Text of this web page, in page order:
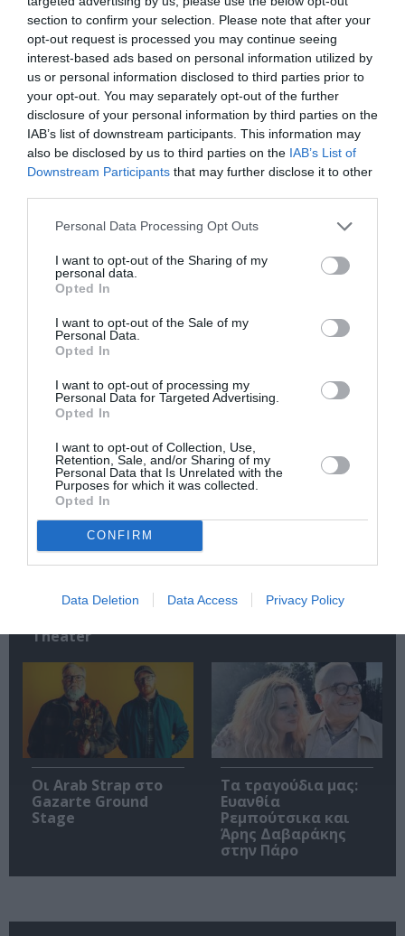
section to confirm your selection. Please note that after your
opt-out request is processed you may continue seeing
interest-based ads based on personal information utilized by
us or personal information disclosed to third parties prior to
your opt-out. You may separately opt-out of the further
disclosure of your personal information by third parties on the
IAB’s list of downstream participants. This information may
also be disclosed by us to third parties on the IAB’s List of
Downstream Participants that may further disclose it to other
Personal Data Processing Opt Outs
I want to opt-out of the Sharing of my
personal data.
Opted In
I want to opt-out of the Sale of my
Personal Data.
Opted In
I want to opt-out of processing my
Personal Data for Targeted Advertising.
Opted In
I want to opt-out of Collection, Use,
Retention, Sale, and/or Sharing of my
Personal Data that Is Unrelated with the
Purposes for which it was collected.
Opted In
CONFIRM
Data Deletion Data Access Privacy Policy
Tags
ΑΛΚΗΣΤΙΣ ΠΡΩΤΟΨΑΛΤΗ
ΕΝΤΕΧΝΟ - ΛΑΪΚΟ - ΠΑΡΑΔΟΣΙΑΚΗ
ΚΑΛΟΚΑΙΡΙΝΕΣ ΣΥΝΑΥΛΙΕΣ
ΣΥΝΑΥΛΙΕΣ 2024
Newsletter
Κάθε βδομάδα στο e-mail σας τα τελευταία νέα για
την Τέχνη και τον Πολιτισμό!
Ακολουθήστε το Culturenow.gr
Mania The Abba
μοναδική συναυλία
Theater
The Magician’s
Heep στο Floyd
Οι Arab Strap στο
Gazarte Ground
Stage
Τα τραγούδια μας:
Ευανθία
Ρεμπούτσικα και
Άρης Δαβαράκης
στην Πάρο